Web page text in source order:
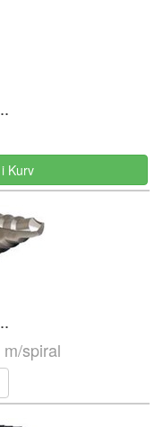
Kurv
spiral